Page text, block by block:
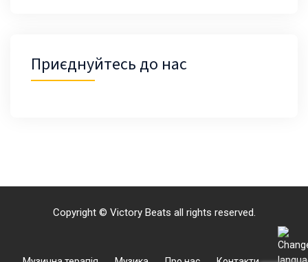
Приєднуйтесь до нас
Copyright © Victory Beats all rights reserved.